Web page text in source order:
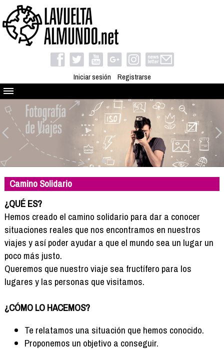
Iniciar sesión Registrarse
Quienes somos
El proyecto
Blog
Viaja con nosotros
Camino solidario
Libros
Club de viajes
Compañeros de viaje
Formación
Info viajeros
Contactar
Camino Solidario
¿QUÉ ES?
Hemos creado el camino solidario para dar a conocer
situaciones reales que nos encontramos en nuestros
viajes y así poder ayudar a que el mundo sea un lugar un
poco más justo.
Queremos que nuestro viaje sea fructífero para los
lugares y las personas que visitamos.
¿CÓMO LO HACEMOS?
Te relatamos una situación que hemos conocido.
Proponemos un objetivo a conseguir.